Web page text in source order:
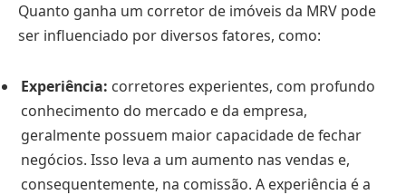
Quanto ganha um corretor de imóveis da MRV pode
ser influenciado por diversos fatores, como:
Experiência: corretores experientes, com profundo
conhecimento do mercado e da empresa,
geralmente possuem maior capacidade de fechar
negócios. Isso leva a um aumento nas vendas e,
consequentemente, na comissão. A experiência é a